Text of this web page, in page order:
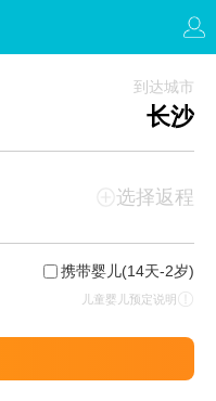
到达城市
长沙
选择返程
携带婴儿(14天-2岁)
儿童婴儿预定说明